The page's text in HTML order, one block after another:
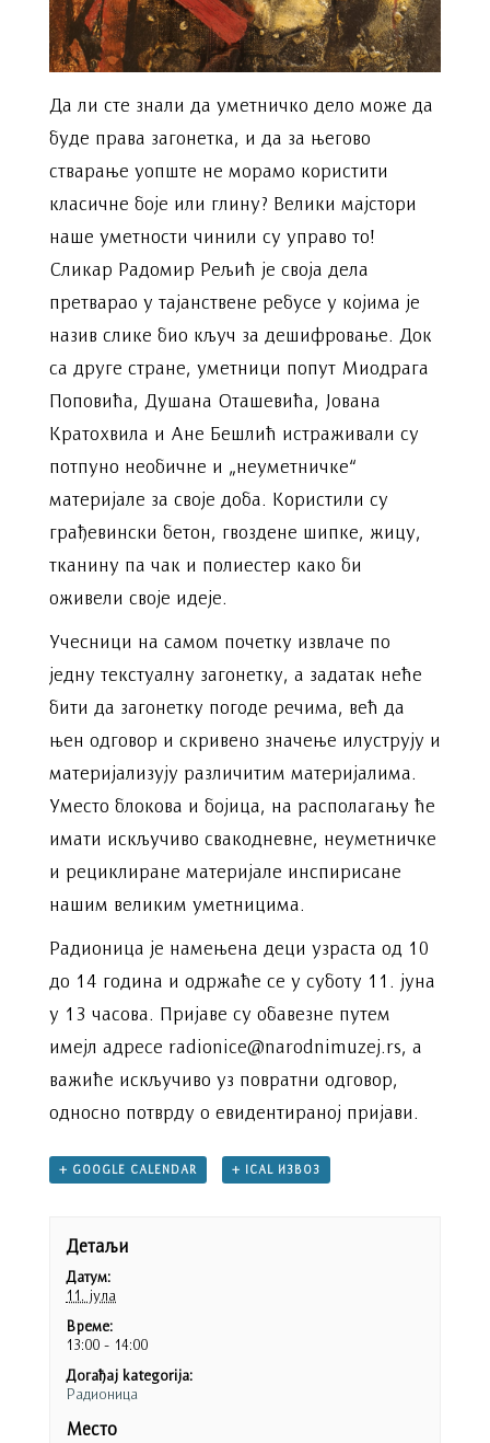
Да ли сте знали да уметничко дело може да
буде права загонетка, и да за његово
стварање уопште не морамо користити
класичне боје или глину? Велики мајстори
наше уметности чинили су управо то!
Сликар Радомир Рељић је своја дела
претварао у тајанствене ребусе у којима је
назив слике био кључ за дешифровање. Док
са друге стране, уметници попут Миодрага
Поповића, Душана Оташевића, Јована
Кратохвила и Ане Бешлић истраживали су
потпуно необичне и „неуметничке“
материјале за своје доба. Користили су
грађевински бетон, гвоздене шипке, жицу,
тканину па чак и полиестер како би
оживели своје идеје.
Учесници на самом почетку извлаче по
једну текстуалну загонетку, а задатак неће
бити да загонетку погоде речимa, већ да
њен одговор и скривено значење илуструју и
материјализују различитим материјалима.
Уместо блокова и бојица, на располагању ће
имати искључиво свакодневне, неуметничке
и рециклиране материјале инспирисане
нашим великим уметницима.
Радионица је намењена деци узраста од 10
до 14 година и одржаће се у суботу 11. јуна
у 13 часова. Пријаве су обавезне путем
имејл адресе radionice@narodnimuzej.rs, а
важиће искључиво уз повратни одговор,
односно потврду о евидентираној пријави.
+ GOOGLE CALENDAR + ICAL ИЗВОЗ
Детаљи
Датум:
11. јула
Време:
13:00 - 14:00
Догађај kategorija:
Радионица
Место